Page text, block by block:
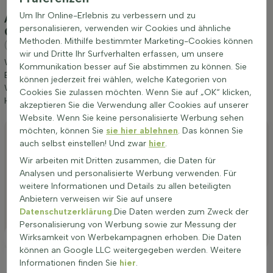
Anpflanzung und Pflege Buche / Hainbuche
Carpinus Betulus 40-60 cm - Wurzel
(Hainbuche)
Wir möchten Ihnen einige Tipps zur Anpflanzung und Pflege von
Buche / Hainbuche Carpinus Betulus 40-60 cm - Wurzel geben.
Wenn Sie diese Tipps befolgen, werden Sie lange Freude an
Hainbuche haben.
Platzierung
Anpflanzen
Bewässerung
Düngen
Besonderheiten
Ideale Platzierung einer Carpinus betulus
Um Ihr Online-Erlebnis zu verbessern und zu
personalisieren, verwenden wir Cookies und ähnliche
Methoden. Mithilfe bestimmter Marketing-Cookies können
wir und Dritte Ihr Surfverhalten erfassen, um unsere
Kommunikation besser auf Sie abstimmen zu können. Sie
können jederzeit frei wählen, welche Kategorien von
Cookies Sie zulassen möchten. Wenn Sie auf „OK“ klicken,
akzeptieren Sie die Verwendung aller Cookies auf unserer
Website. Wenn Sie keine personalisierte Werbung sehen
möchten, können Sie sie hier ablehnen. Das können Sie
auch selbst einstellen! Und zwar hier.
Wir arbeiten mit Dritten zusammen, die Daten für
Analysen und personalisierte Werbung verwenden. Für
weitere Informationen und Details zu allen beteiligten
Anbietern verweisen wir Sie auf unsere
Datenschutzerklärung.Die Daten werden zum Zweck der
Personalisierung von Werbung sowie zur Messung der
Wirksamkeit von Werbekampagnen erhoben. Die Daten
können an Google LLC weitergegeben werden. Weitere
Informationen finden Sie hier.